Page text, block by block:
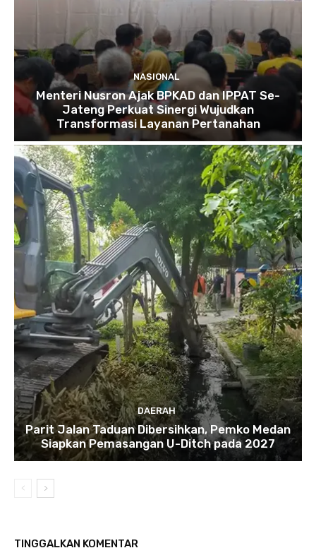
NASIONAL
Menteri Nusron Ajak BPKAD dan IPPAT Se-
Jateng Perkuat Sinergi Wujudkan
Transformasi Layanan Pertanahan
DAERAH
Parit Jalan Taduan Dibersihkan, Pemko Medan
Siapkan Pemasangan U-Ditch pada 2027
TINGGALKAN KOMENTAR